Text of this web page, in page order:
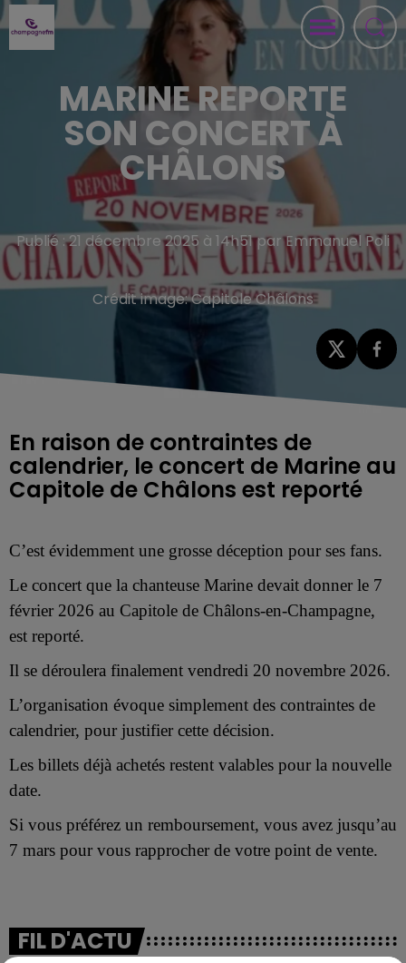
MARINE REPORTE
SON CONCERT À
CHÂLONS
Publié : 21 décembre 2025 à 14h51 par Emmanuel Poli
Crédit image:Capitole Châlons
En raison de contraintes de
calendrier, le concert de Marine au
Capitole de Châlons est reporté
C’est évidemment une grosse déception pour ses fans.
Le concert que la chanteuse Marine devait donner le 7
février 2026 au Capitole de Châlons-en-Champagne,
est reporté.
Il se déroulera finalement vendredi 20 novembre 2026.
L’organisation évoque simplement des contraintes de
calendrier, pour justifier cette décision.
Les billets déjà achetés restent valables pour la nouvelle
date.
Si vous préférez un remboursement, vous avez jusqu’au
7 mars pour vous rapprocher de votre point de vente.
FIL D'ACTU